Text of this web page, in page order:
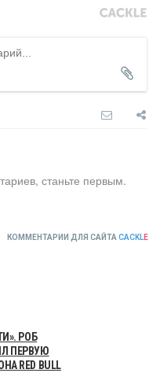
станьте первым.
КОММЕНТАРИИ ДЛЯ САЙТАCACKLE
РОБ
ПЕРВУЮ
RED BULL